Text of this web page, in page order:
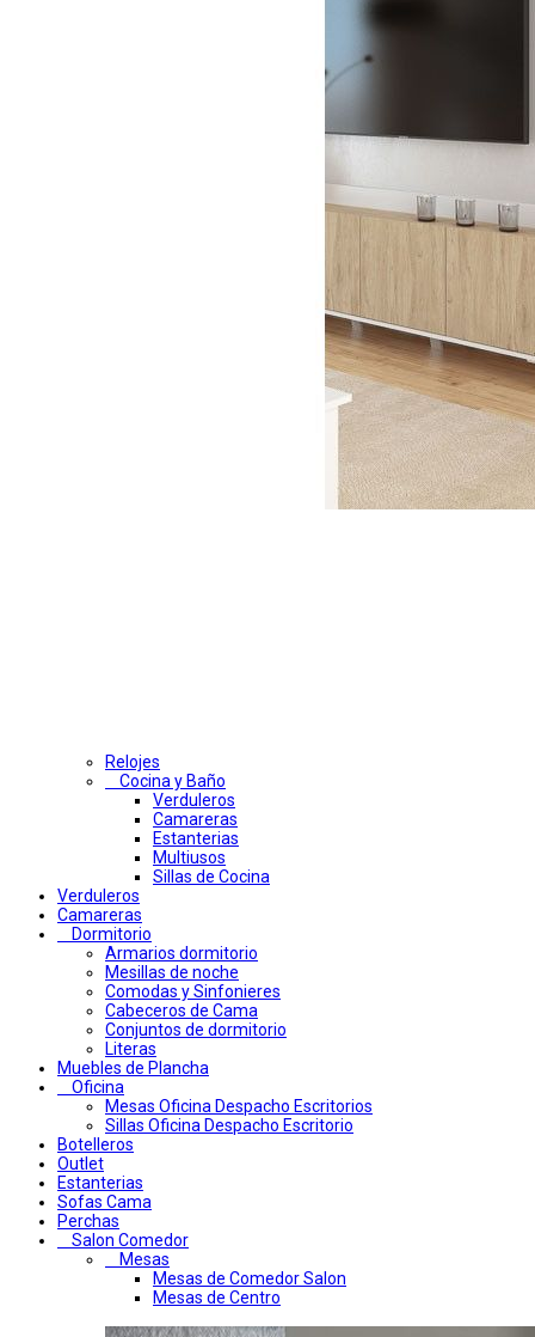
Relojes
Cocina y Baño
Verduleros
Camareras
Estanterias
Multiusos
Sillas de Cocina
Verduleros
Camareras
Dormitorio
Armarios dormitorio
Mesillas de noche
Comodas y Sinfonieres
Cabeceros de Cama
Conjuntos de dormitorio
Literas
Muebles de Plancha
Oficina
Mesas Oficina Despacho Escritorios
Sillas Oficina Despacho Escritorio
Botelleros
Outlet
Estanterias
Sofas Cama
Perchas
Salon Comedor
Mesas
Mesas de Comedor Salon
Mesas de Centro